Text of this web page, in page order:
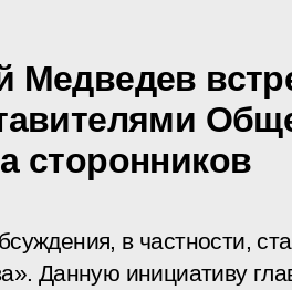
Медведев
сторонников
в частности,
Данную инициативу